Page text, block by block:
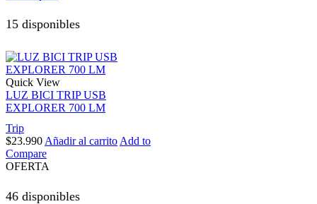
15 disponibles
Quick View
LUZ BICI TRIP USB
EXPLORER 700 LM
Trip
$23.990 Añadir al carrito Add to
Compare
OFERTA
46 disponibles